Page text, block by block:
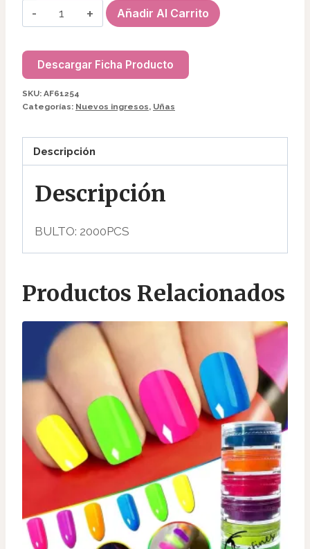
IMAN
CIRCULO
AURA
AF61254
cantidad
Añadir Al Carrito
Descargar Ficha Producto
SKU: AF61254
Categorías: Nuevos ingresos, Uñas
Descripción
Descripción
BULTO: 2000PCS
Productos Relacionados